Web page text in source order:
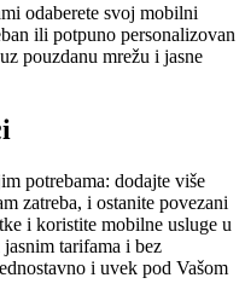
odaberete svoj mobilni
ili potpuno personalizovan
pouzdanu mrežu i jasne
potrebama: dodajte više
zatreba, i ostanite povezani
i koristite mobilne usluge u
tarifama i bez
i uvek pod Vašom